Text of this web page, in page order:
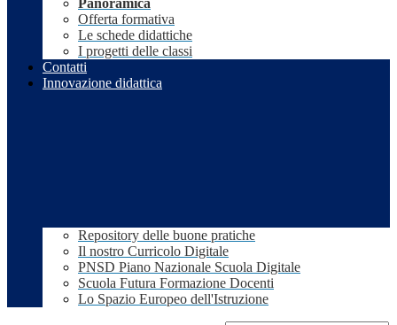
Panoramica
Offerta formativa
Le schede didattiche
I progetti delle classi
Contatti
Innovazione didattica
Repository delle buone pratiche
Il nostro Curricolo Digitale
PNSD Piano Nazionale Scuola Digitale
Scuola Futura Formazione Docenti
Lo Spazio Europeo dell'Istruzione